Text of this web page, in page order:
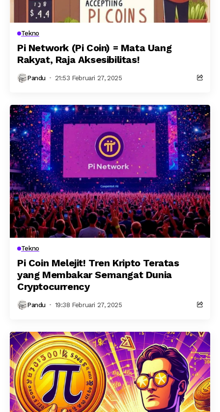
Tekno
Pi Network (Pi Coin) = Mata Uang
Rakyat, Raja Aksesibilitas!
Pandu 21:53 Februari 27, 2025
Tekno
Pi Coin Melejit! Tren Kripto Teratas
yang Membakar Semangat Dunia
Cryptocurrency
Pandu 19:38 Februari 27, 2025